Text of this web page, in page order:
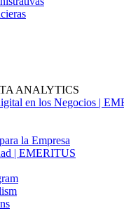
ANALYTICS
en los Negocios |
la Empresa
| EMERITUS